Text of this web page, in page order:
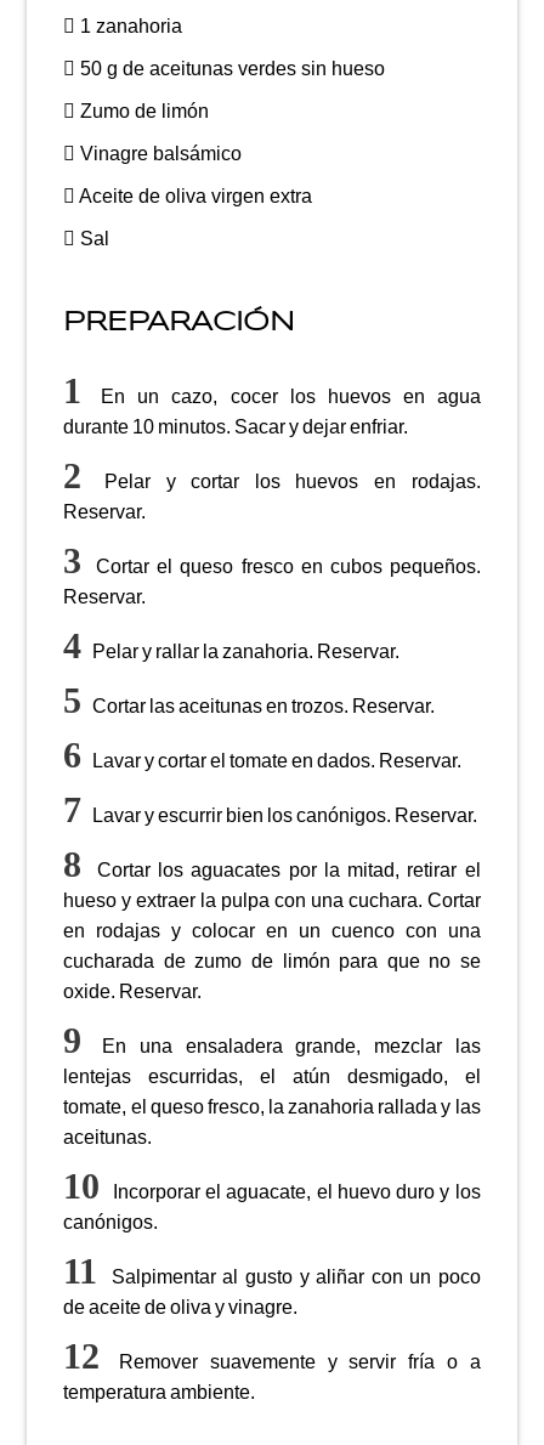
1 zanahoria
50 g de aceitunas verdes sin hueso
Zumo de limón
Vinagre balsámico
Aceite de oliva virgen extra
Sal
PREPARACIÓN
En un cazo, cocer los huevos en agua
durante 10 minutos. Sacar y dejar enfriar.
Pelar y cortar los huevos en rodajas.
Reservar.
Cortar el queso fresco en cubos pequeños.
Reservar.
Pelar y rallar la zanahoria. Reservar.
Cortar las aceitunas en trozos. Reservar.
Lavar y cortar el tomate en dados. Reservar.
Lavar y escurrir bien los canónigos. Reservar.
Cortar los aguacates por la mitad, retirar el
hueso y extraer la pulpa con una cuchara. Cortar
en rodajas y colocar en un cuenco con una
cucharada de zumo de limón para que no se
oxide. Reservar.
En una ensaladera grande, mezclar las
lentejas escurridas, el atún desmigado, el
tomate, el queso fresco, la zanahoria rallada y las
aceitunas.
Incorporar el aguacate, el huevo duro y los
canónigos.
Salpimentar al gusto y aliñar con un poco
de aceite de oliva y vinagre.
Remover suavemente y servir fría o a
temperatura ambiente.